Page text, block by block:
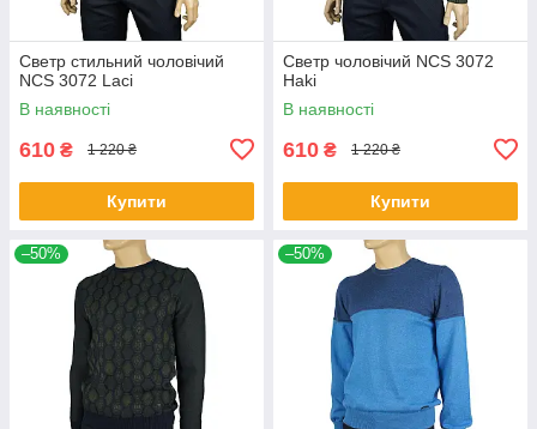
Светр стильний чоловічий
NCS 3072 Laci
В наявності
610 ₴ 1 220 ₴
Купити
Светр чоловічий NCS 3072
Haki
В наявності
610 ₴ 1 220 ₴
Купити
–50% –50%